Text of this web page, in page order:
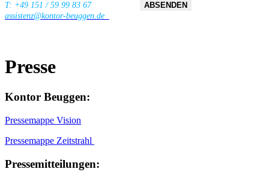
T: +49 151 / 59 99 83 67
assistenz@kontor-beuggen.de
Presse
Kontor Beuggen:
Pressemappe Vision
Pressemappe Zeitstrahl
Pressemitteilungen: